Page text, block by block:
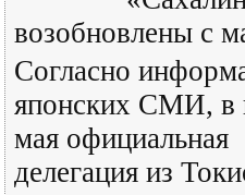
возобновлены с
Согласно
японских СМИ, в
мая официальная
делегация из